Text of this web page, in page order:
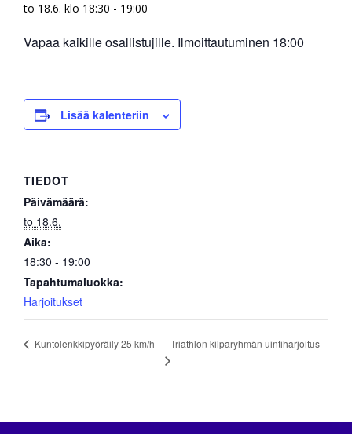
to 18.6. klo 18:30 - 19:00
Vapaa kaikille osallistujille. Ilmoittautuminen 18:00
Lisää kalenteriin
TIEDOT
Päivämäärä:
to 18.6.
Aika:
18:30 - 19:00
Tapahtumaluokka:
Harjoitukset
Kuntolenkkipyöräily 25 km/h Triathlon kilparyhmän uintiharjoitus